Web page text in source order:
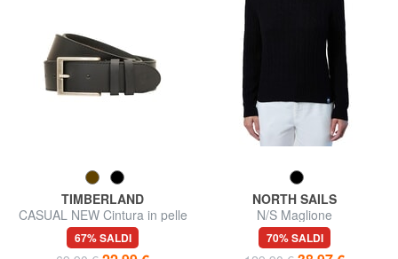
TIMBERLAND
CASUAL NEW Cintura in pelle
67% SALDI
NORTH SAILS
N/S Maglione
70% SALDI